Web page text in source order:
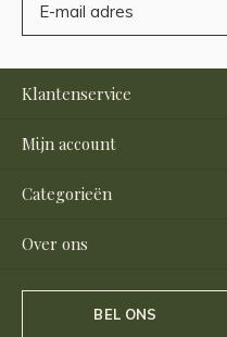
Klantenservice
Mijn account
Categorieën
Over ons
BEL ONS